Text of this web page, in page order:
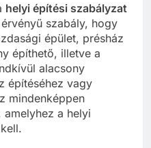
helyi építési szabályzat
szabály, hogy
épület, présház
építhető, illetve a
alacsony
építéséhez vagy
mindenképpen
amelyhez a helyi